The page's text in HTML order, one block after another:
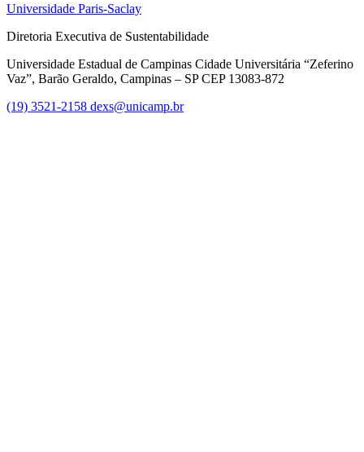
Universidade Paris-Saclay
Diretoria Executiva de Sustentabilidade
Universidade Estadual de Campinas Cidade Universitária “Zeferino
Vaz”, Barão Geraldo, Campinas – SP CEP 13083-872
(19) 3521-2158 dexs@unicamp.br